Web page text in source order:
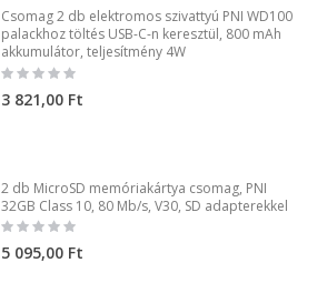
Csomag 2 db elektromos szivattyú PNI WD100
palackhoz töltés USB-C-n keresztül, 800 mAh
akkumulátor, teljesítmény 4W
Rating:
0%
3 821,00 Ft
2 db MicroSD memóriakártya csomag, PNI
32GB Class 10, 80 Mb/s, V30, SD adapterekkel
Rating:
0%
5 095,00 Ft